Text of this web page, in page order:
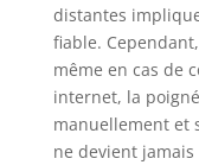
distantes
fiable.
même en cas de
internet, la
manuellement et
ne devient